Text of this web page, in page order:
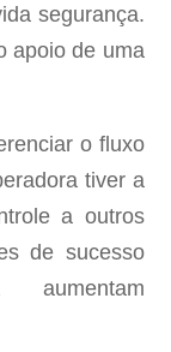
segurança.
apoio de uma
o fluxo
tiver a
a outros
de sucesso
aumentam